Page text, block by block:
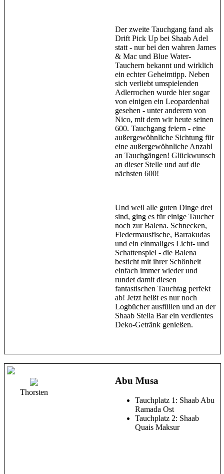
Der zweite Tauchgang fand als
Drift Pick Up bei Shaab Adel
statt - nur bei den wahren James
& Mac und Blue Water-
Tauchern bekannt und wirklich
ein echter Geheimtipp. Neben
sich verliebt umspielenden
Adlerrochen wurde hier sogar
von einigen ein Leopardenhai
gesehen - unter anderem von
Nico, mit dem wir heute seinen
600. Tauchgang feiern - eine
außergewöhnliche Sichtung für
eine außergewöhnliche Anzahl
an Tauchgängen! Glückwunsch
an dieser Stelle und auf die
nächsten 600!
Und weil alle guten Dinge drei
sind, ging es für einige Taucher
noch zur Balena. Schnecken,
Fledermausfische, Barrakudas
und ein einmaliges Licht- und
Schattenspiel - die Balena
besticht mit ihrer Schönheit
einfach immer wieder und
rundet damit diesen
fantastischen Tauchtag perfekt
ab! Jetzt heißt es nur noch
Logbücher ausfüllen und an der
Shaab Stella Bar ein verdientes
Deko-Getränk genießen.
Thorsten
Abu Musa
Tauchplatz 1: Shaab Abu
Ramada Ost
Tauchplatz 2: Shaab
Quais Maksur